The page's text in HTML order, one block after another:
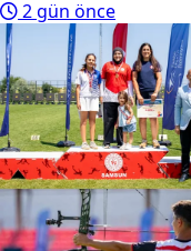
2 gün önce